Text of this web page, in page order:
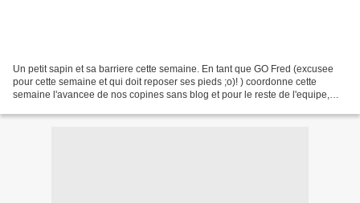
Un petit sapin et sa barriere cette semaine. En tant que GO Fred (excusee
pour cette semaine et qui doit reposer ses pieds ;o)! ) coordonne cette
semaine l'avancee de nos copines sans blog et pour le reste de l'equipe,